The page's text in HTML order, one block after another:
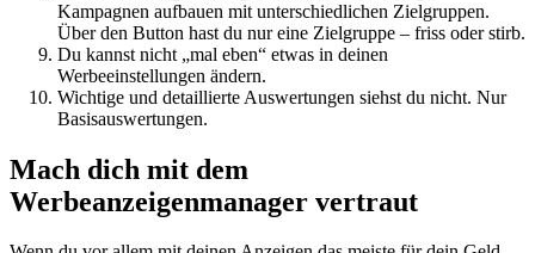
Kampagnen aufbauen mit unterschiedlichen Zielgruppen.
Über den Button hast du nur eine Zielgruppe – friss oder stirb.
Du kannst nicht „mal eben“ etwas in deinen
Werbeeinstellungen ändern.
Wichtige und detaillierte Auswertungen siehst du nicht. Nur
Basisauswertungen.
Mach dich mit dem
Werbeanzeigenmanager vertraut